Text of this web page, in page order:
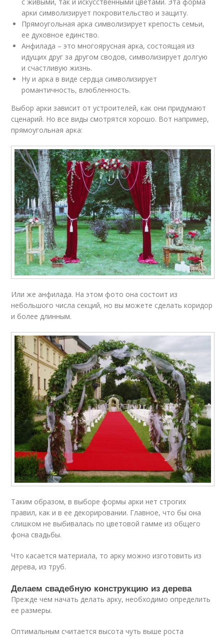
с живыми, так и искусственными цветами. Эта форма
арки символизирует покровительство и защиту.
Прямоугольная арка символизирует крепость семьи,
ее духовное единство.
Анфилада – это многоярусная арка, состоящая из
идущих друг за другом сводов, символизирует долгую
и счастливую жизнь.
Ну и арка в виде сердца символизирует
романтичность, влюбленность.
Выбор арки зависит от устроителей, как они придумают
сценарий. Но все виды смотрятся хорошо. Вот например,
прямоугольная арка:
Или же анфилада. На этом фото она состоит из
небольшого числа секций, но вы можете сделать коридор
и более длинным.
Таким образом, в выборе формы арки нет строгих
правил, как и в ее декорировании. Главное, что бы она
слишком не выбивалась по цветовой гамме из общего
фона свадьбы.
Что касается материала, то арку можно изготовить из
дерева, из труб.
Делаем свадебную конструкцию из дерева
Прежде чем начать делать арку, необходимо определить
ее размеры.
Оптимальным считается высота чуть выше роста